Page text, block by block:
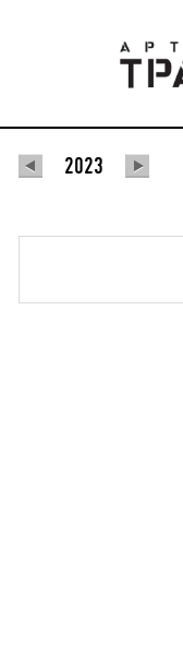
2023